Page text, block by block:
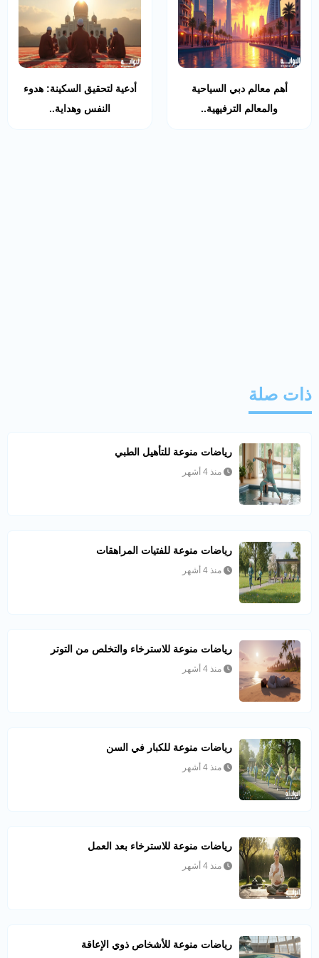
أهم معالم دبي السياحية
والمعالم الترفيهية..
أدعية لتحقيق السكينة: هدوء
النفس وهداية..
ذات صلة
رياضات منوعة للتأهيل الطبي
منذ 4 أشهر
رياضات منوعة للفتيات المراهقات
منذ 4 أشهر
رياضات منوعة للاسترخاء والتخلص من التوتر
منذ 4 أشهر
رياضات منوعة للكبار في السن
منذ 4 أشهر
رياضات منوعة للاسترخاء بعد العمل
منذ 4 أشهر
رياضات منوعة للأشخاص ذوي الإعاقة